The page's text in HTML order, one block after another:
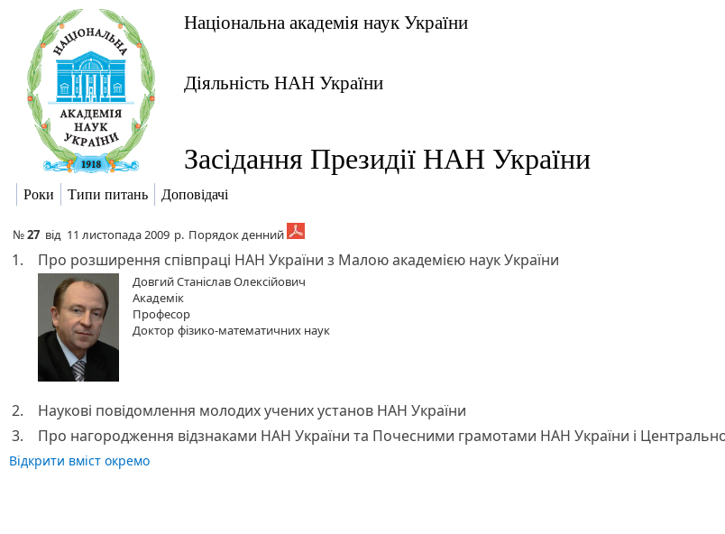
Національна академія наук України
Діяльність НАН України
Засідання Президії НАН України
Роки Типи питань Доповідачі
№27 від 11 листопада 2009 р. Порядок денний
1. Про розширення співпраці НАН України з Малою академією наук України
Довгий Станіслав Олексійович
Академік
Професор
Доктор фізико-математичних наук
2.
Наукові повідомлення молодих учених установ НАН України
3.
Про нагородження відзнаками НАН України та Почесними грамотами НАН України і
Відкрити вміст окремо